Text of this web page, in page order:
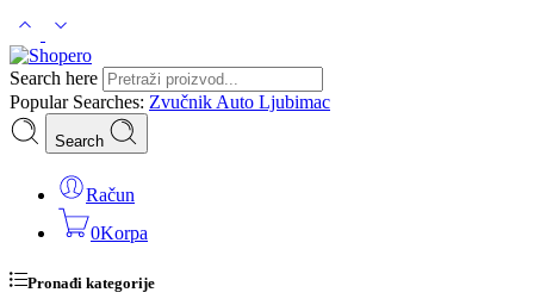
Search here
Popular Searches: Zvučnik Auto Ljubimac
Search
Račun
0Korpa
Pronađi kategorije